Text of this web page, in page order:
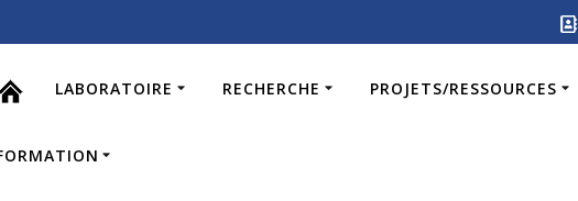
LABORATOIRE RECHERCHE PROJETS/RESSOURCES